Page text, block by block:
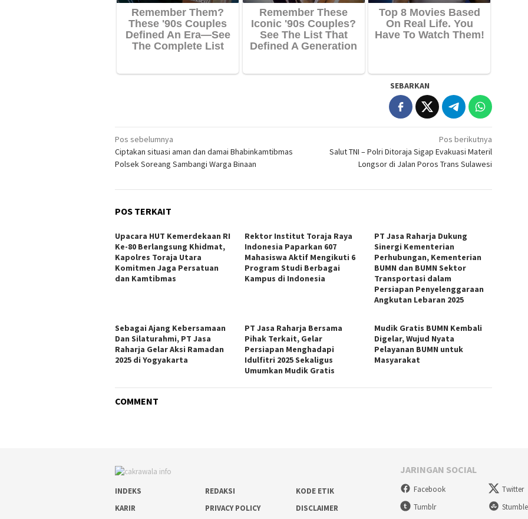
SEBARKAN
Navigasi
pos
Pos sebelumnya
Ciptakan situasi aman dan damai Bhabinkamtibmas
Polsek Soreang Sambangi Warga Binaan
Pos berikutnya
Salut TNI – Polri Ditoraja Sigap Evakuasi Materil
Longsor di Jalan Poros Trans Sulawesi
POS TERKAIT
Upacara HUT Kemerdekaan RI
Ke-80 Berlangsung Khidmat,
Kapolres Toraja Utara
Komitmen Jaga Persatuan
dan Kamtibmas
Rektor Institut Toraja Raya
Indonesia Paparkan 607
Mahasiswa Aktif Mengikuti 6
Program Studi Berbagai
Kampus di Indonesia
PT Jasa Raharja Dukung
Sinergi Kementerian
Perhubungan, Kementerian
BUMN dan BUMN Sektor
Transportasi dalam
Persiapan Penyelenggaraan
Angkutan Lebaran 2025
Sebagai Ajang Kebersamaan
Dan Silaturahmi, PT Jasa
Raharja Gelar Aksi Ramadan
2025 di Yogyakarta
PT Jasa Raharja Bersama
Pihak Terkait, Gelar
Persiapan Menghadapi
Idulfitri 2025 Sekaligus
Umumkan Mudik Gratis
Mudik Gratis BUMN Kembali
Digelar, Wujud Nyata
Pelayanan BUMN untuk
Masyarakat
COMMENT
INDEKS REDAKSI
KODE ETIK
KARIR
PRIVACY POLICY DISCLAIMER
JARINGAN SOCIAL
Facebook Twitter
Tumblr